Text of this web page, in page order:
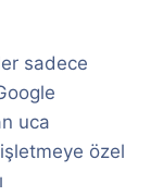
sadece
uca
özel